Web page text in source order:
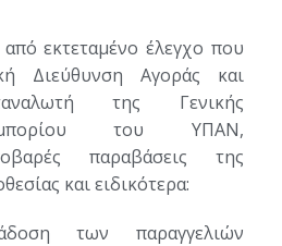
από εκτεταμένο έλεγχο που
Διεύθυνση Αγοράς και
της Γενικής
του ΥΠΑΝ,
παραβάσεις της
και ειδικότερα:
των παραγγελιών